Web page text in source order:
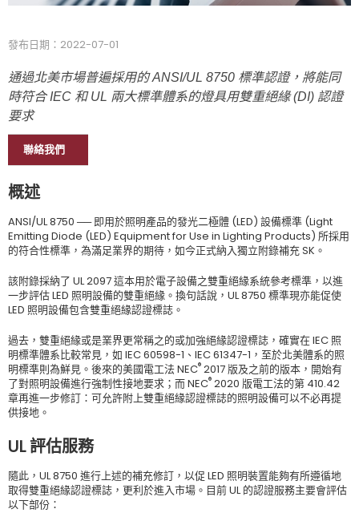
發布日期：2022-07-01
通過北美市場普遍採用的 ANSI/UL 8750 標準認證，將能同
時符合 IEC 和 UL 兩大標準體系的燈具用雙重絕緣 (DI) 認證
要求
聯絡我們
概述
ANSI/UL 8750 ── 即用於照明產品的發光二極體 (LED) 設備標準 (Light
Emitting Diode (LED) Equipment for Use in Lighting Products) 所採用
的符合性標準，為滿足業界的期待，如今正式納入獨立附錄補充 SK。
該附錄採納了 UL 2097 這本用於電子設備之雙重絕緣系統參考標準，以進
一步評估 LED 照明設備的雙重絕緣。換句話說，UL 8750 標準現亦能促使
LED 照明設備包含雙重絕緣認證標誌。
過去，雙重絕緣或是業界更常稱之的或加強絕緣認證標誌，確實在 IEC 照
明標準體系比較常見，如 IEC 60598-1、IEC 61347-1，至於北美體系的照
明標準則為鮮見。後來的美國電工法 NEC® 2017 版及之前的版本，開始有
了對照明設備進行強制性接地要求；而 NEC® 2020 版電工法的第 410.42
章再進一步修訂：可允許附上雙重絕緣認證標誌的照明設備可以不必再提
供接地。
UL 評估服務
隨此，UL 8750 進行上述的補充修訂，以促 LED 照明裝置能夠有所遵循地
取得雙重絕緣認證標誌，更利於進入市場。目前 UL 的認證服務主要會評估
以下部份：